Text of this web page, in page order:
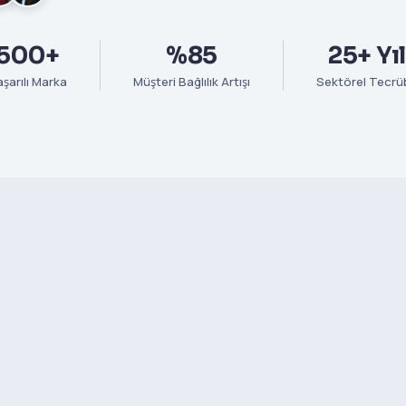
Marka
%85
Müşteri Bağlılık Artışı
25+ Yıl
Sektörel